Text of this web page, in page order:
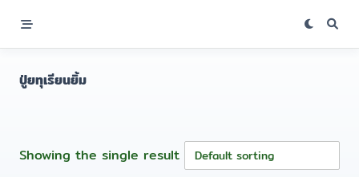
content
ปู่ยทุเรียนยิ้ม
Showing the single result